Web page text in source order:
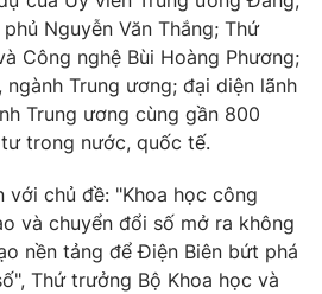
lai
Podcast
Nguyễn Văn Thắng; Thứ
Công nghệ Bùi Hoàng Phương;
Trung ương; đại diện lãnh
Trung ương cùng gần 800
trong nước, quốc tế.
với chủ đề: "Khoa học công
và chuyển đổi số mở ra không
nền tảng để Điện Biên bứt phá
Thứ trưởng Bộ Khoa học và